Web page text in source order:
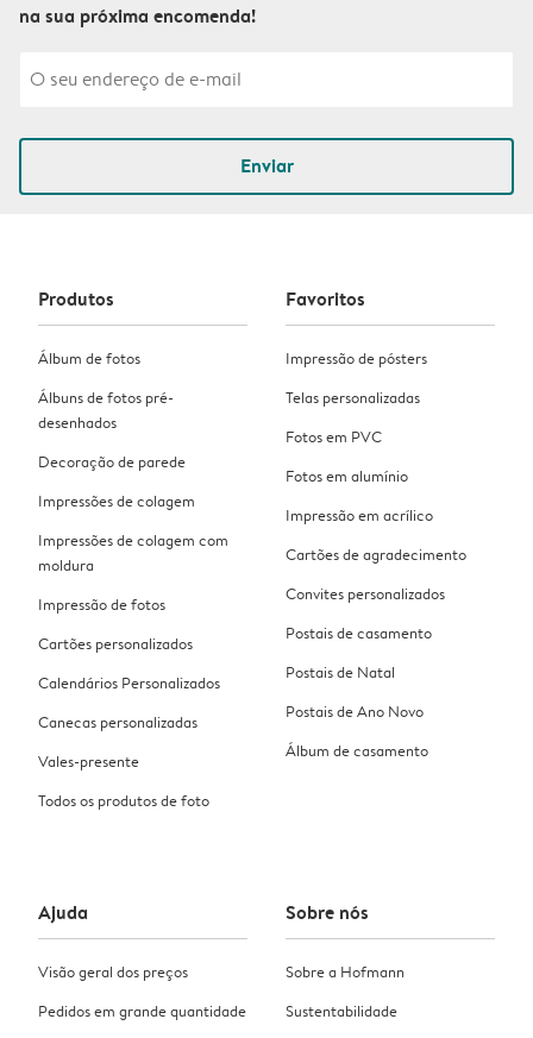
na sua próxima encomenda!
Enviar
Produtos
Álbum de fotos
Álbuns de fotos pré-
desenhados
Decoração de parede
Impressões de colagem
Impressões de colagem com
moldura
Impressão de fotos
Cartões personalizados
Calendários Personalizados
Canecas personalizadas
Vales-presente
Todos os produtos de foto
Favoritos
Impressão de pósters
Telas personalizadas
Fotos em PVC
Fotos em alumínio
Impressão em acrílico
Cartões de agradecimento
Convites personalizados
Postais de casamento
Postais de Natal
Postais de Ano Novo
Álbum de casamento
Ajuda
Visão geral dos preços
Pedidos em grande quantidade
Sobre nós
Sobre a Hofmann
Sustentabilidade